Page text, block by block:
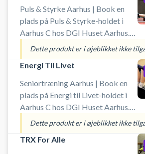
mange gentagelser og fokus på
udholdenhed, styrke og form.
Perfekt til dig, der vil træne hele
kroppen med lettere vægte og
egen kropsvægt – uanset niveau.
Puls & Styrke Aarhus | Book en
plads på Puls & Styrke-holdet i
Aarhus C hos DGI Huset Aarhus.
Kombinér styrketræning og
cardio i én effektiv træningstime!
Uanset om du vil tabe dig, blive
stærkere eller få mere energi i
hverdagen, er Puls & Styrke et
oplagt valg – og alle kan være
med.
Dette produkt er i øjeblikket ikke
Energi Til Livet
Seniortræning Aarhus | Book en
plads på Energi til Livet-holdet i
Aarhus C hos DGI Huset Aarhus.
Er du ny til træning, på vej tilbage
efter en skade – eller har du holdt
en længere pause? Energi til Livet
Dette produkt er i øjeblikket ikke
TRX For Alle